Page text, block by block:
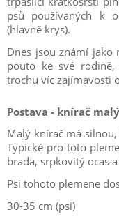
psů používaných k
(hlavně krys).
Dnes jsou známí jako
pouto ke své
trochu víc zajímavosti
Postava - knírač malý
Malý knírač má
Typické pro toto
brada, srpkovitý ocas
Psi tohoto plemene
30-35 cm (psi)